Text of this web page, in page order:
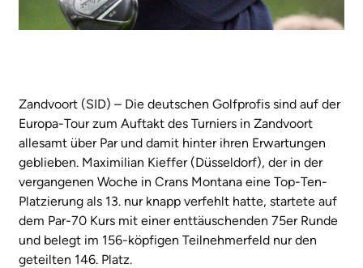
Zandvoort (SID) – Die deutschen Golfprofis sind auf der
Europa-Tour zum Auftakt des Turniers in Zandvoort
allesamt über Par und damit hinter ihren Erwartungen
geblieben. Maximilian Kieffer (Düsseldorf), der in der
vergangenen Woche in Crans Montana eine Top-Ten-
Platzierung als 13. nur knapp verfehlt hatte, startete auf
dem Par-70 Kurs mit einer enttäuschenden 75er Runde
und belegt im 156-köpfigen Teilnehmerfeld nur den
geteilten 146. Platz.